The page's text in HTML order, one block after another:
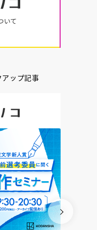
アップ記事